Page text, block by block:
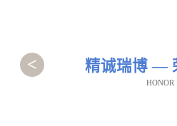
精诚瑞博 —
HONOR
<